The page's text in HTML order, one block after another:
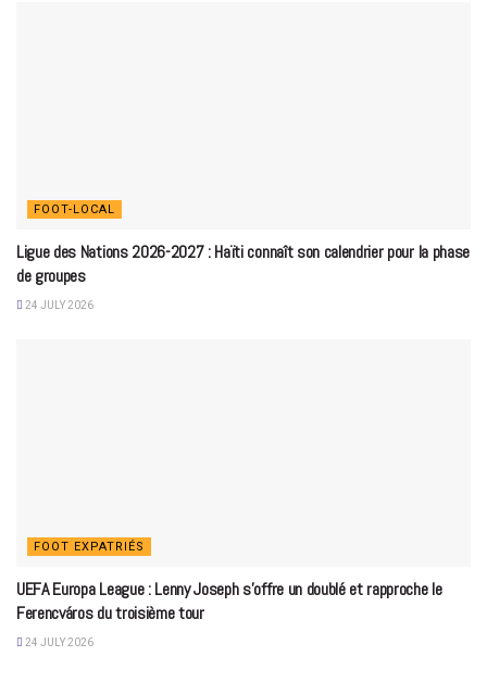
FOOT-LOCAL
Ligue des Nations 2026-2027 : Haïti connaît son calendrier pour la phase
de groupes
24 JULY 2026
FOOT EXPATRIÉS
UEFA Europa League : Lenny Joseph s’offre un doublé et rapproche le
Ferencváros du troisième tour
24 JULY 2026